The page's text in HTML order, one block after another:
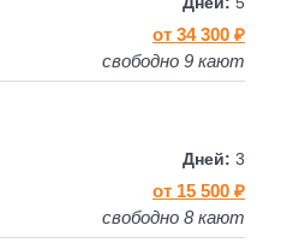
от 34 300 ₽
свободно 9 кают
3
от 15 500 ₽
свободно 8 кают